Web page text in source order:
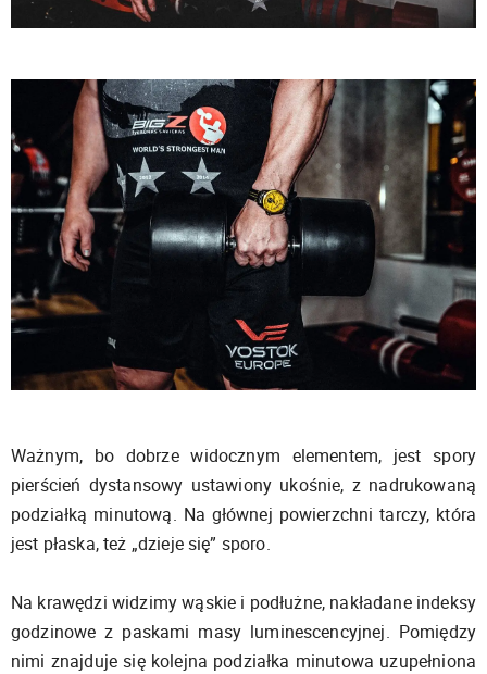
Ważnym, bo dobrze widocznym elementem, jest spory
pierścień dystansowy ustawiony ukośnie, z nadrukowaną
podziałką minutową. Na głównej powierzchni tarczy, która
jest płaska, też „dzieje się” sporo.
Na krawędzi widzimy wąskie i podłużne, nakładane indeksy
godzinowe z paskami masy luminescencyjnej. Pomiędzy
nimi znajduje się kolejna podziałka minutowa uzupełniona